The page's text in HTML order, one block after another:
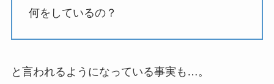
何をしているの？
と言われるようになっている事実も…。